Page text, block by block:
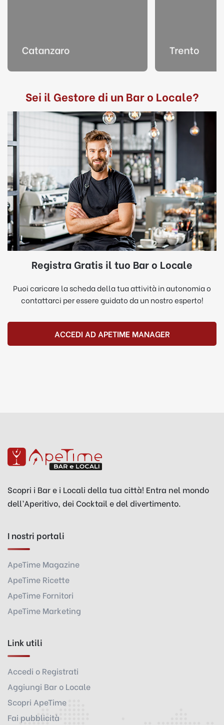
Catanzaro Trento
Sei il Gestore di un Bar o Locale?
Registra Gratis il tuo Bar o Locale
Puoi caricare la scheda della tua attività in autonomia o
contattarci per essere guidato da un nostro esperto!
ACCEDI AD APETIME MANAGER
Scopri i Bar e i Locali della tua città! Entra nel mondo
dell’Aperitivo, dei Cocktail e del divertimento.
I nostri portali
ApeTime Magazine
ApeTime Ricette
ApeTime Fornitori
ApeTime Marketing
Link utili
Accedi o Registrati
Aggiungi Bar o Locale
Scopri ApeTime
Fai pubblicità